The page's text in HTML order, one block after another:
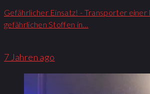
Gefährlicher Einsatz! - Transporter
gefährlichen Stoffen in…
7 Jahren ago